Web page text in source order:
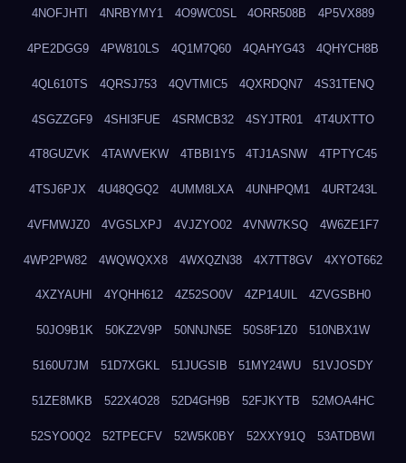
4NOFJHTI 4NRBYMY1 4O9WC0SL 4ORR508B 4P5VX889
4PE2DGG9 4PW810LS 4Q1M7Q60 4QAHYG43 4QHYCH8B
4QL610TS 4QRSJ753 4QVTMIC5 4QXRDQN7 4S31TENQ
4SGZZGF9 4SHI3FUE 4SRMCB32 4SYJTR01 4T4UXTTO
4T8GUZVK 4TAWVEKW 4TBBI1Y5 4TJ1ASNW 4TPTYC45
4TSJ6PJX 4U48QGQ2 4UMM8LXA 4UNHPQM1 4URT243L
4VFMWJZ0 4VGSLXPJ 4VJZYO02 4VNW7KSQ 4W6ZE1F7
4WP2PW82 4WQWQXX8 4WXQZN38 4X7TT8GV 4XYOT662
4XZYAUHI 4YQHH612 4Z52SO0V 4ZP14UIL 4ZVGSBH0
50JO9B1K 50KZ2V9P 50NNJN5E 50S8F1Z0 510NBX1W
5160U7JM 51D7XGKL 51JUGSIB 51MY24WU 51VJOSDY
51ZE8MKB 522X4O28 52D4GH9B 52FJKYTB 52MOA4HC
52SYO0Q2 52TPECFV 52W5K0BY 52XXY91Q 53ATDBWI